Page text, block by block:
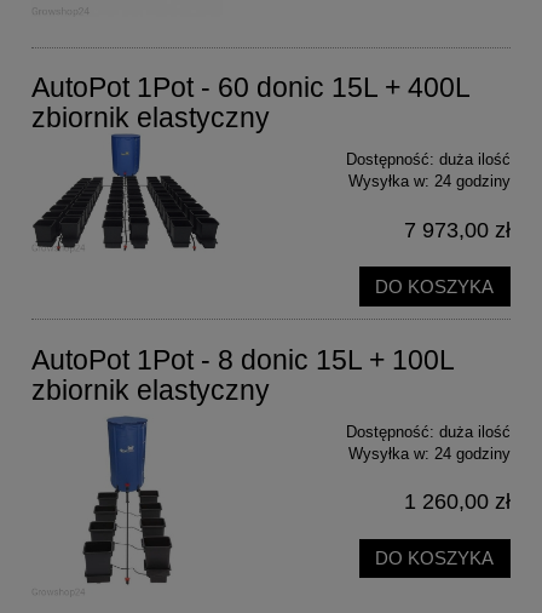
AutoPot 1Pot - 60 donic 15L + 400L
zbiornik elastyczny
Dostępność: duża ilość
Wysyłka w: 24 godziny
7 973,00 zł
DO KOSZYKA
AutoPot 1Pot - 8 donic 15L + 100L
zbiornik elastyczny
Dostępność: duża ilość
Wysyłka w: 24 godziny
1 260,00 zł
DO KOSZYKA